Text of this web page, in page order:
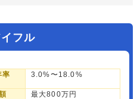
フル
率 3.0%〜18.0%
最大800万円